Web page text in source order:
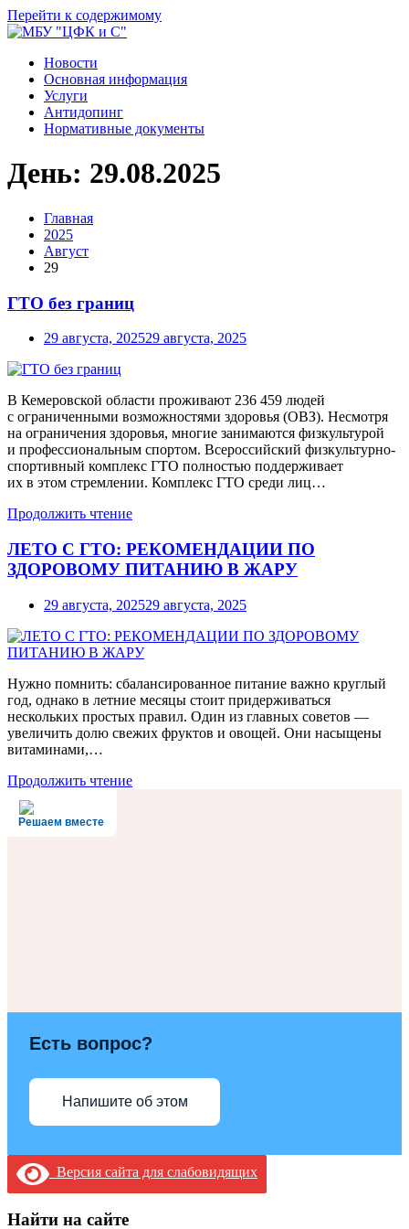
Перейти к содержимому
Новости
Основная информация
Услуги
Антидопинг
Нормативные документы
День: 29.08.2025
Главная
2025
Август
29
ГТО без границ
29 августа, 202529 августа, 2025
В Кемеровской области проживают 236 459 людей
с ограниченными возможностями здоровья (ОВЗ). Несмотря
на ограничения здоровья, многие занимаются физкультурой
и профессиональным спортом. ‎Всероссийский физкультурно-
спортивный комплекс ГТО полностью поддерживает
их в этом стремлении. Комплекс ГТО среди лиц…
Продолжить чтение
ЛЕТО С ГТО: РЕКОМЕНДАЦИИ ПО
ЗДОРОВОМУ ПИТАНИЮ В ЖАРУ
29 августа, 202529 августа, 2025
Нужно помнить: сбалансированное питание важно круглый
год, однако в летние месяцы стоит придерживаться
нескольких простых правил. Один из главных советов —
увеличить долю свежих фруктов и овощей. Они насыщены
витаминами,…
Продолжить чтение
Решаем вместе
Есть вопрос?
Напишите об этом
Версия сайта для слабовидящих
Найти на сайте